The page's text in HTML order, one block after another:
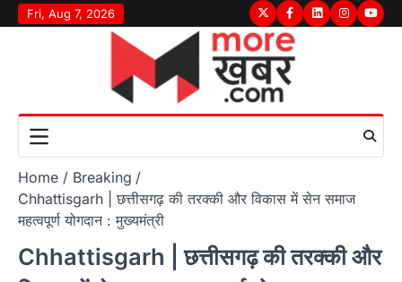
Skip
to
Fri, Aug 7, 2026 TwitterFacebook
LinkedInInstagram
Home
Breaking
Chhattisgarh | छत्तीसगढ़ की तरक्की और विकास में सेन समाज
महत्वपूर्ण योगदान : मुख्यमंत्री
Chhattisgarh | छत्तीसगढ़ की तरक्की और